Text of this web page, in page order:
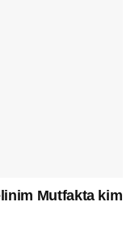
Mutfakta kim